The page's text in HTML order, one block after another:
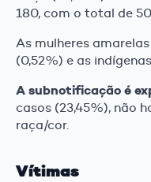
180, com o total de
As mulheres
(0,52%) e as
A subnotificação é
casos (23,45%), não
raça/cor.
Vítimas